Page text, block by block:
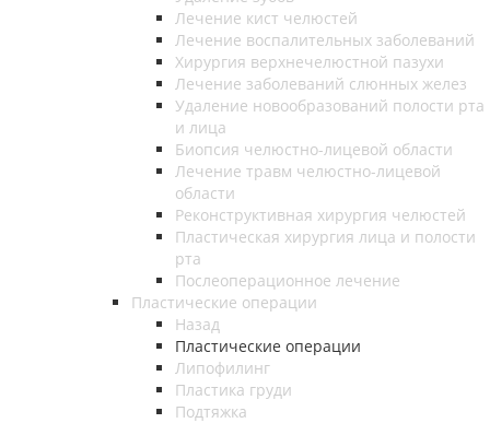
Лечение кист челюстей
Лечение воспалительных заболеваний
Хирургия верхнечелюстной пазухи
Лечение заболеваний слюнных желез
Удаление новообразований полости рта
и лица
Биопсия челюстно-лицевой области
Лечение травм челюстно-лицевой
области
Реконструктивная хирургия челюстей
Пластическая хирургия лица и полости
рта
Послеоперационное лечение
Пластические операции
Назад
Пластические операции
Липофилинг
Пластика груди
Подтяжка